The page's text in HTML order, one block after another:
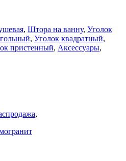
, Штора на ванну, Уголок
, Уголок квадратный,
пристенный, Аксессуары,
,